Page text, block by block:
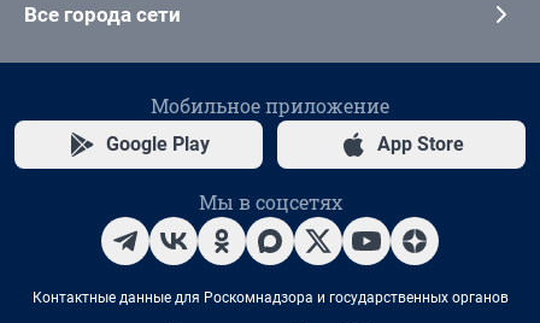
Все города сети
Мобильное приложение
Google Play App Store
Мы в соцсетях
Контактные данные для Роскомнадзора и государственных органов